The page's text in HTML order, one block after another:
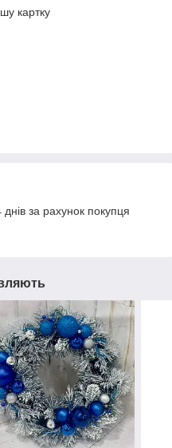
картку
за рахунок покупця